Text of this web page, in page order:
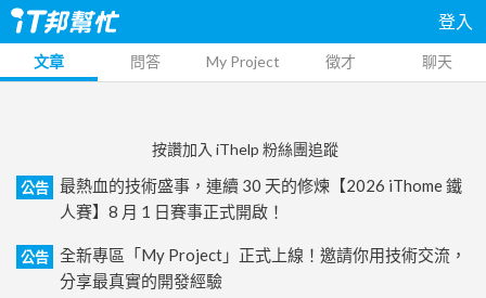
登入
文章 問答 My Project 徵才 聊天
按讚加入 iThelp 粉絲團追蹤
公告
最熱血的技術盛事，連續 30 天的修煉【2026 iThome 鐵
人賽】8 月 1 日賽事正式開啟！
公告
全新專區「My Project」正式上線！邀請你用技術交流，
分享最真實的開發經驗